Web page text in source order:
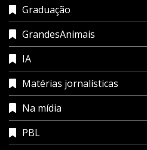
Graduação
GrandesAnimais
IA
Matérias jornalísticas
Na mídia
PBL